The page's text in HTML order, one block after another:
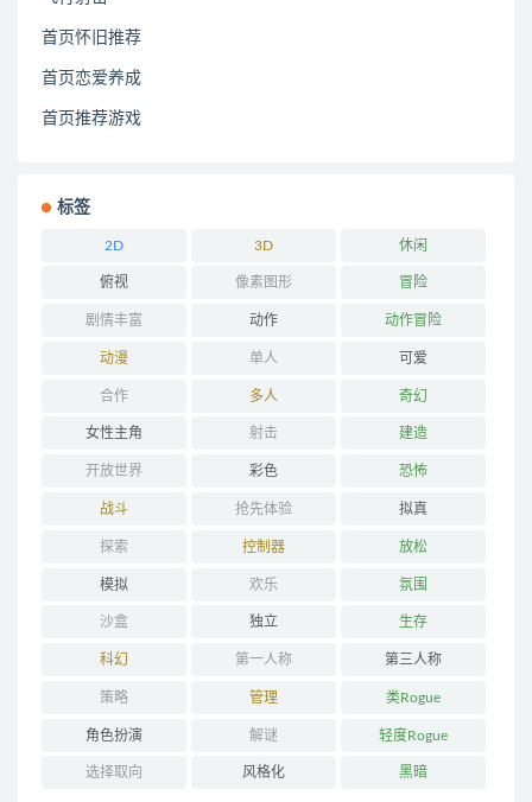
首页怀旧推荐
首页恋爱养成
首页推荐游戏
标签
2D 3D 休闲
俯视 像素图形 冒险
剧情丰富 动作 动作冒险
动漫 单人 可爱
合作 多人 奇幻
女性主角 射击 建造
开放世界 彩色 恐怖
战斗 抢先体验 拟真
探索 控制器 放松
模拟 欢乐 氛围
沙盒 独立 生存
科幻 第一人称 第三人称
策略 管理 类Rogue
角色扮演 解谜 轻度Rogue
选择取向 风格化 黑暗